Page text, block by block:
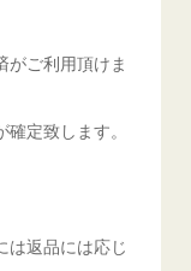
がご利用頂けま
定致します。
は返品には応じ